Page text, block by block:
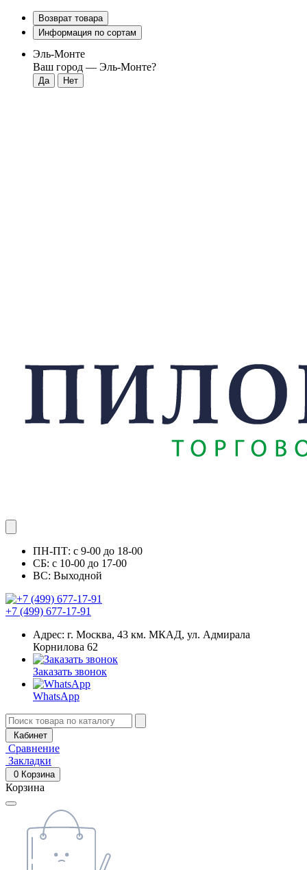
Возврат товара
Информация по сортам
Эль-Монте
Ваш город — Эль-Монте?
ПН-ПТ: с 9-00 до 18-00
СБ: с 10-00 до 17-00
ВС: Выходной
+7 (499) 677-17-91
Адрес: г. Москва, 43 км. МКАД, ул. Адмирала
Корнилова 62
Заказать звонок
WhatsApp
Кабинет
Сравнение
Закладки
0 Корзина
Корзина